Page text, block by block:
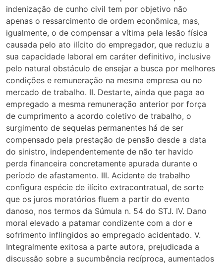
indenização de cunho civil tem por objetivo não
apenas o ressarcimento de ordem econômica, mas,
igualmente, o de compensar a vítima pela lesão física
causada pelo ato ilícito do empregador, que reduziu a
sua capacidade laboral em caráter definitivo, inclusive
pelo natural obstáculo de ensejar a busca por melhores
condições e remuneração na mesma empresa ou no
mercado de trabalho. II. Destarte, ainda que paga ao
empregado a mesma remuneração anterior por força
de cumprimento a acordo coletivo de trabalho, o
surgimento de sequelas permanentes há de ser
compensado pela prestação de pensão desde a data
do sinistro, independentemente de não ter havido
perda financeira concretamente apurada durante o
período de afastamento. III. Acidente de trabalho
configura espécie de ilícito extracontratual, de sorte
que os juros moratórios fluem a partir do evento
danoso, nos termos da Súmula n. 54 do STJ. IV. Dano
moral elevado a patamar condizente com a dor e
sofrimento inflingidos ao empregado acidentado. V.
Integralmente exitosa a parte autora, prejudicada a
discussão sobre a sucumbência recíproca, aumentados